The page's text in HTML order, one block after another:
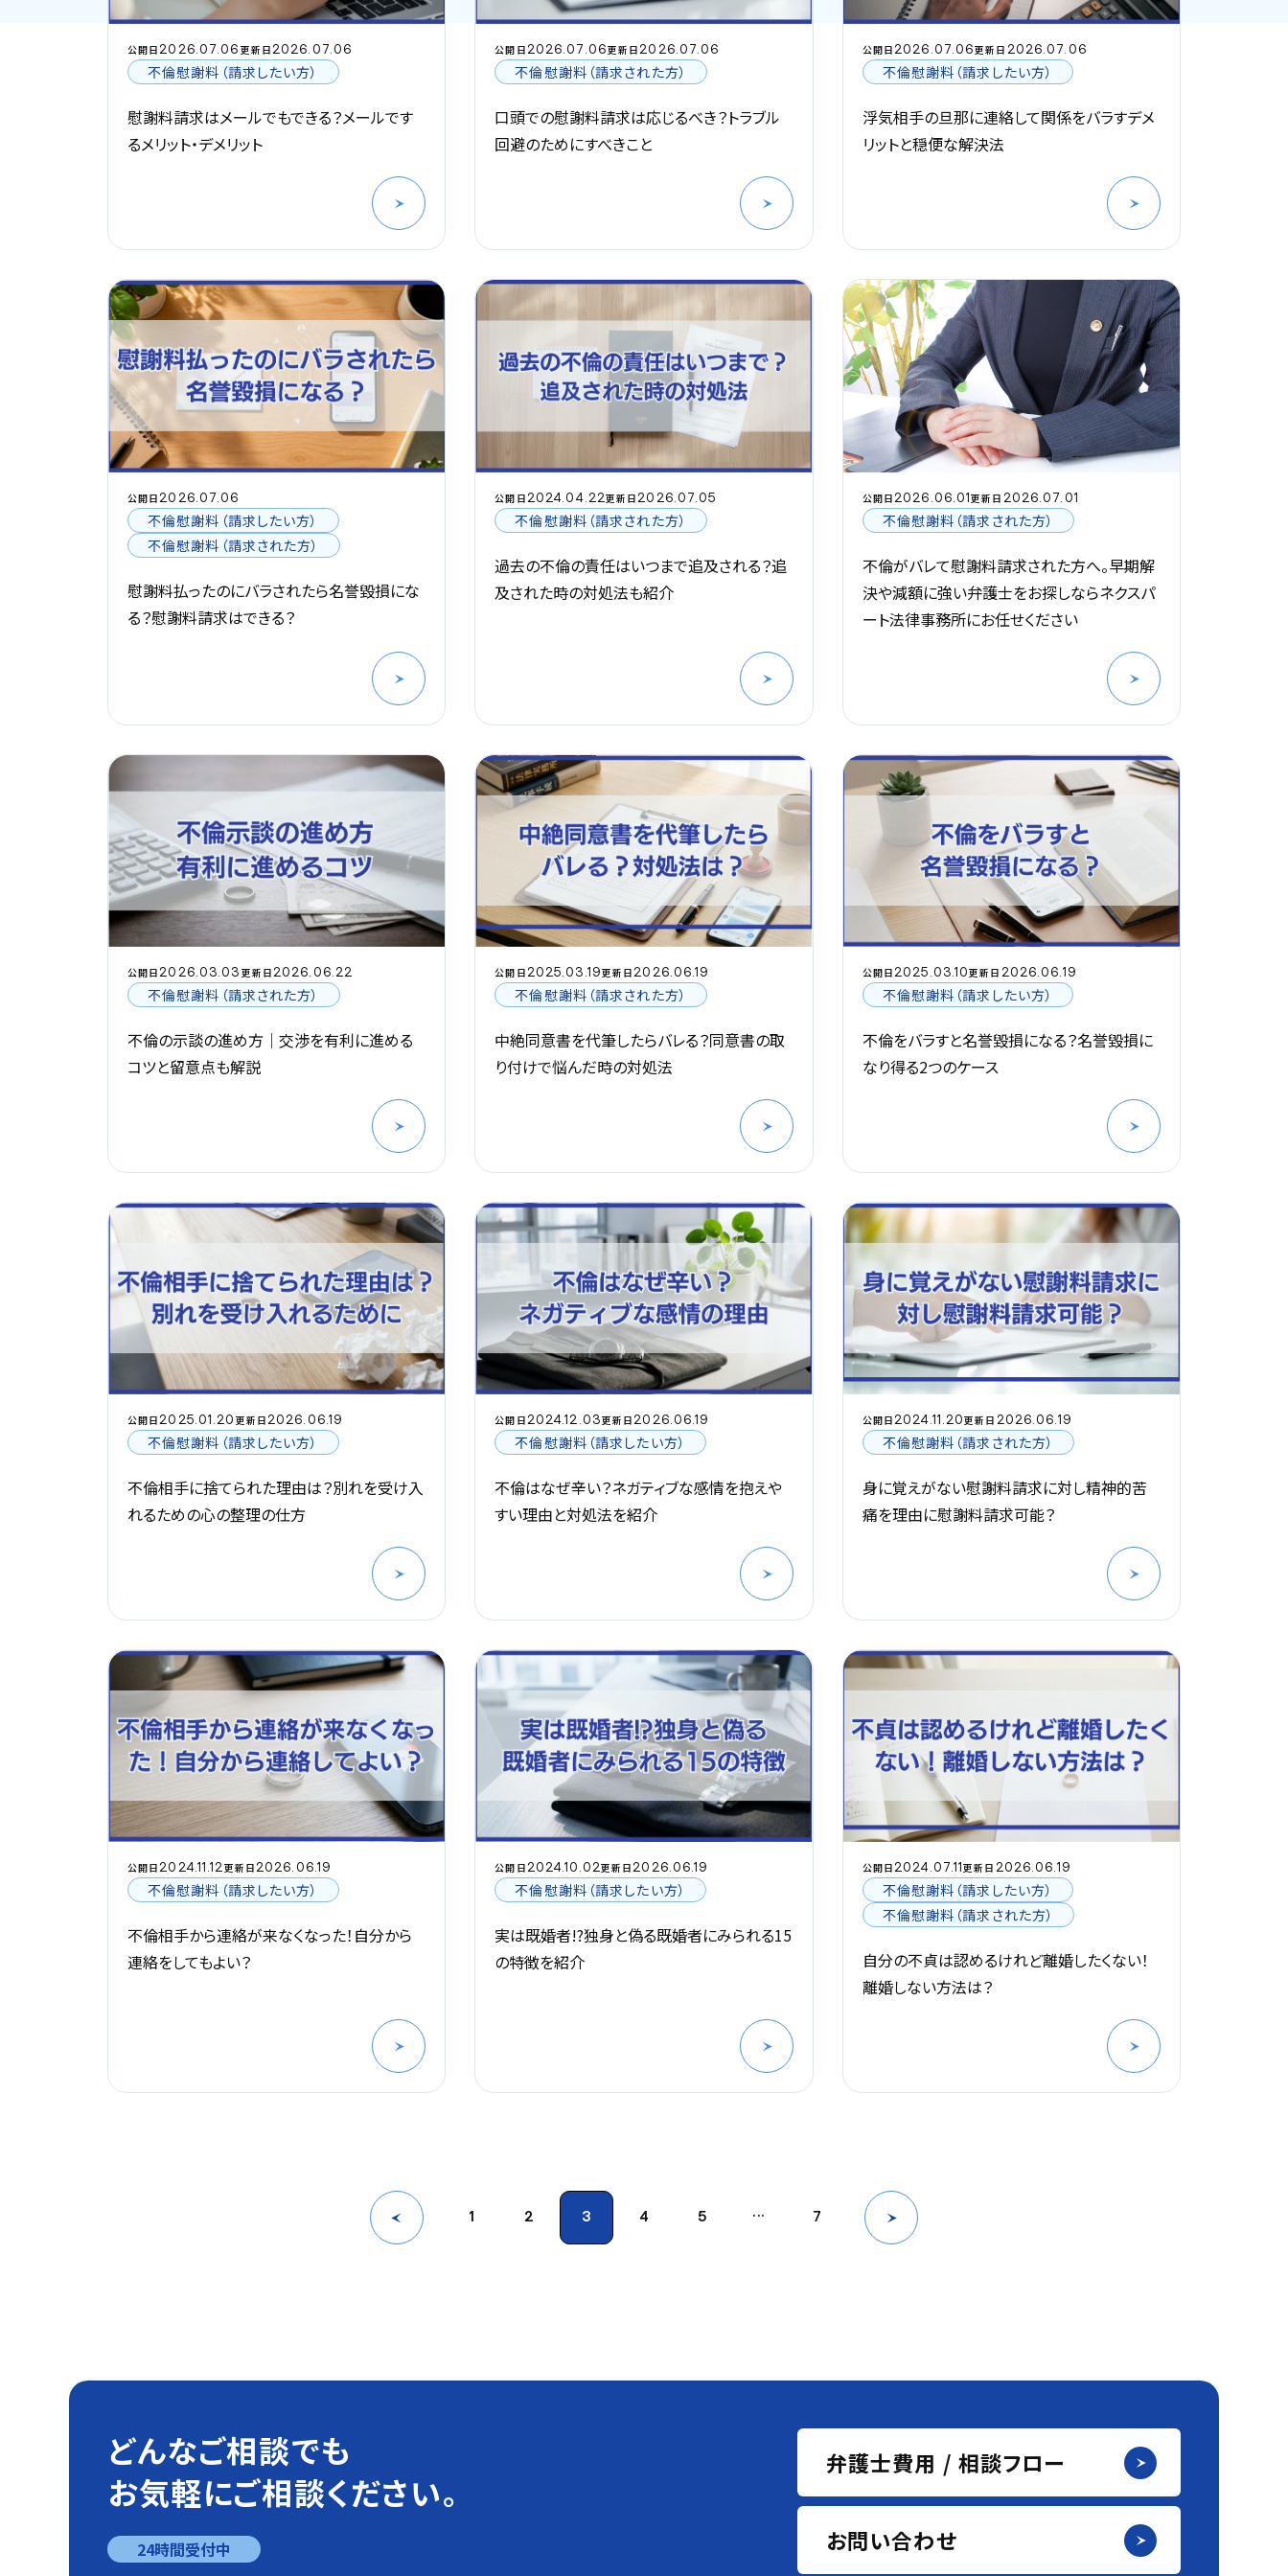
公開日2026.07.06 更新日2026.07.06
不倫慰謝料（請求したい方）
慰謝料請求はメールでもできる？メールです
るメリット・デメリット
公開日2026.07.06更新日2026.07.06
不倫慰謝料（請求された方）
口頭での慰謝料請求は応じるべき？トラブル
回避のためにすべきこと
公開日2026.07.06更新日 2026.07.06
不倫慰謝料（請求したい方）
浮気相手の旦那に連絡して関係をバラすデメ
リットと穏便な解決法
公開日2026.07.06
不倫慰謝料（請求したい方）
不倫慰謝料（請求された方）
慰謝料払ったのにバラされたら名誉毀損にな
る？慰謝料請求はできる？
公開日2024.04.22更新日2026.07.05
不倫慰謝料（請求された方）
過去の不倫の責任はいつまで追及される？追
及された時の対処法も紹介
公開日2026.06.01更新日 2026.07.01
不倫慰謝料（請求された方）
不倫がバレて慰謝料請求された方へ。早期解
決や減額に強い弁護士をお探しならネクスパ
ート法律事務所にお任せください
公開日2026.03.03 更新日2026.06.22
不倫慰謝料（請求された方）
不倫の示談の進め方｜交渉を有利に進める
コツと留意点も解説
公開日2025.03.19更新日2026.06.19
不倫慰謝料（請求された方）
中絶同意書を代筆したらバレる？同意書の取
り付けで悩んだ時の対処法
公開日2025.03.10更新日 2026.06.19
不倫慰謝料（請求したい方）
不倫をバラすと名誉毀損になる？名誉毀損に
なり得る2つのケース
公開日2025.01.20 更新日2026.06.19
不倫慰謝料（請求したい方）
不倫相手に捨てられた理由は？別れを受け入
れるための心の整理の仕方
公開日2024.12.03更新日2026.06.19
不倫慰謝料（請求したい方）
不倫はなぜ辛い？ネガティブな感情を抱えや
すい理由と対処法を紹介
公開日2024.11.20更新日 2026.06.19
不倫慰謝料（請求された方）
身に覚えがない慰謝料請求に対し精神的苦
痛を理由に慰謝料請求可能？
公開日2024.11.12更新日2026.06.19
不倫慰謝料（請求したい方）
不倫相手から連絡が来なくなった！自分から
連絡をしてもよい？
公開日2024.10.02更新日2026.06.19
不倫慰謝料（請求したい方）
実は既婚者!?独身と偽る既婚者にみられる15
の特徴を紹介
公開日2024.07.11更新日 2026.06.19
不倫慰謝料（請求したい方）
不倫慰謝料（請求された方）
自分の不貞は認めるけれど離婚したくない！
離婚しない方法は？
1 2 3 4 5 ··· 7
どんなご相談でも
お気軽にご相談ください。
24時間受付中
弁護士費用 / 相談フロー
お問い合わせ